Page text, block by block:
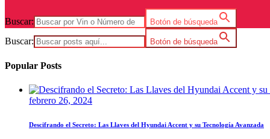
Buscar: Botón de búsqueda
Buscar: Botón de búsqueda
Popular Posts
febrero 26, 2024
Descifrando el Secreto: Las Llaves del Hyundai Accent y su Tecnología Avanzada